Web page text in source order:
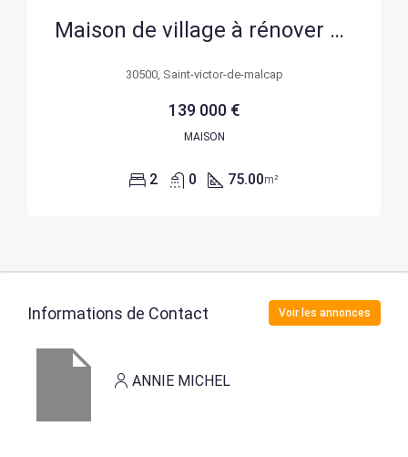
Maison de village à rénover à Saint-Victor-de-Malcap – 75 m² avec terrasse et garage
30500, Saint-victor-de-malcap
139 000 €
MAISON
2 0 75.00m²
Informations de Contact Voir les annonces
ANNIE MICHEL